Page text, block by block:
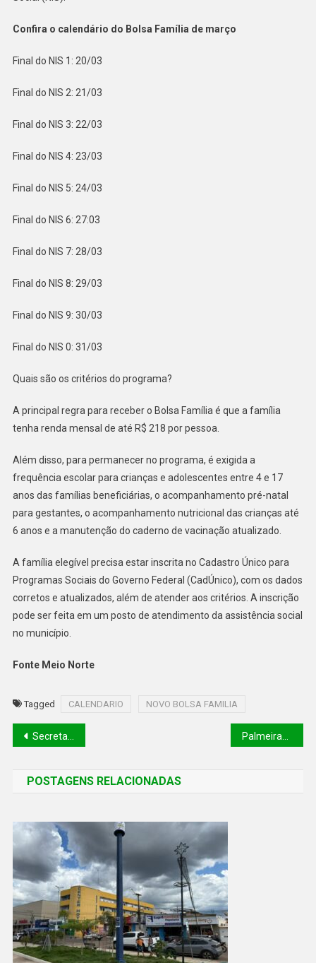
Confira o calendário do Bolsa Família de março
Final do NIS 1: 20/03
Final do NIS 2: 21/03
Final do NIS 3: 22/03
Final do NIS 4: 23/03
Final do NIS 5: 24/03
Final do NIS 6: 27:03
Final do NIS 7: 28/03
Final do NIS 8: 29/03
Final do NIS 9: 30/03
Final do NIS 0: 31/03
Quais são os critérios do programa?
A principal regra para receber o Bolsa Família é que a família
tenha renda mensal de até R$ 218 por pessoa.
Além disso, para permanecer no programa, é exigida a
frequência escolar para crianças e adolescentes entre 4 e 17
anos das famílias beneficiárias, o acompanhamento pré-natal
para gestantes, o acompanhamento nutricional das crianças até
6 anos e a manutenção do caderno de vacinação atualizado.
A família elegível precisa estar inscrita no Cadastro Único para
Programas Sociais do Governo Federal (CadÚnico), com os dados
corretos e atualizados, além de atender aos critérios. A inscrição
pode ser feita em um posto de atendimento da assistência social
no município.
Fonte Meio Norte
Tagged CALENDARIO NOVO BOLSA FAMILIA
Secretaria de Justiça realiza vistorias simultâneas em presídios do Piauí Palmeiras ganha apertado do Ituano e vai à final do Paulistão pela 4ª vez seguida
POSTAGENS RELACIONADAS